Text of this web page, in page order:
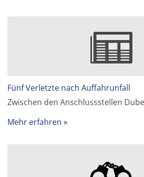
Fünf Verletzte nach Auffahrunfall
Zwischen den Anschlussstellen
Mehr erfahren